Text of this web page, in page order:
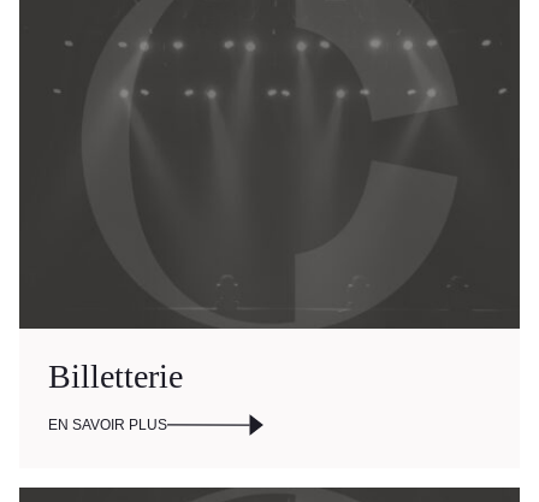
Abonnements 26-27
Billetterie
EN SAVOIR PLUS